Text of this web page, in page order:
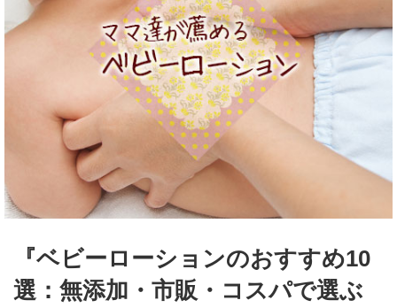
『ベビーローションのおすすめ10
選：無添加・市販・コスパで選ぶ